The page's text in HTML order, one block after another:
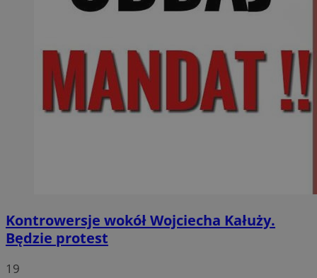
Kontrowersje wokół Wojciecha Kałuży.
Będzie protest
19